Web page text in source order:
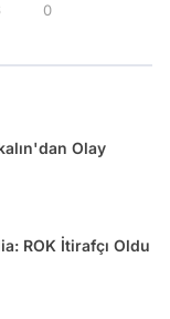
0
Olay
ROK İtirafçı Oldu